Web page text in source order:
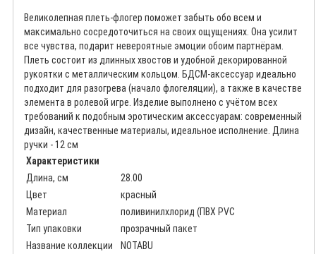
Великолепная плеть-флогер поможет забыть обо всем и
максимально сосредоточиться на своих ощущениях. Она усилит
все чувства, подарит невероятные эмоции обоим партнёрам.
Плеть состоит из длинных хвостов и удобной декорированной
рукоятки с металлическим кольцом. БДСМ-аксессуар идеально
подходит для разогрева (начало флогеляции), а также в качестве
элемента в ролевой игре. Изделие выполнено с учётом всех
требований к подобным эротическим аксессуарам: современный
дизайн, качественные материалы, идеальное исполнение. Длина
ручки - 12 см
Характеристики
Длина, см
28.00
Цвет
красный
Материал
поливинилхлорид (ПВХ PVC
Тип упаковки
прозрачный пакет
Название коллекции
NOTABU